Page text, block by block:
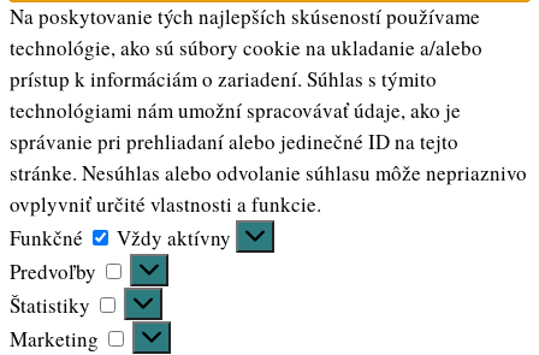
Na poskytovanie tých najlepších skúseností používame
technológie, ako sú súbory cookie na ukladanie a/alebo
prístup k informáciám o zariadení. Súhlas s týmito
technológiami nám umožní spracovávať údaje, ako je
správanie pri prehliadaní alebo jedinečné ID na tejto
stránke. Nesúhlas alebo odvolanie súhlasu môže nepriaznivo
ovplyvniť určité vlastnosti a funkcie.
Funkčné
Funkčné
Vždy aktívny
Predvoľby
Predvoľby
Štatistiky
Štatistiky
Marketing
Marketing